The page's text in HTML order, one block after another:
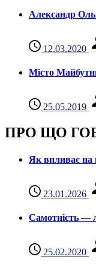
Александр
12.03.2020
Місто
25.05.2019
ПРО ЩО
Як впливає на
23.01.2026
Самотність —
25.02.2020